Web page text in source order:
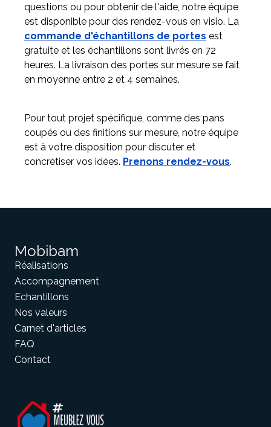
questions ou pour obtenir de l'aide, notre équipe
est disponible pour des rendez-vous en visio. La
commande d'échantillons de portes est
gratuite et les échantillons sont livrés en 72
heures. La livraison des portes sur mesure se fait
en moyenne entre 2 et 4 semaines.
Pour tout projet spécifique, comme des pans
coupés ou des finitions sur mesure, notre équipe
est à votre disposition pour discuter et
concrétiser vos idées. Prenons rendez-vous.
Mobibam
Réalisations
Accompagnement
Echantillons
Nos valeurs
Carnet d'articles
FAQ
Contact